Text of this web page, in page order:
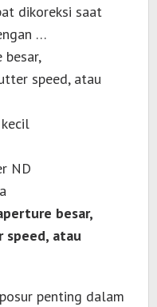
dikoreksi saat
…
besar,
speed, atau
ND
besar,
speed, atau
penting dalam